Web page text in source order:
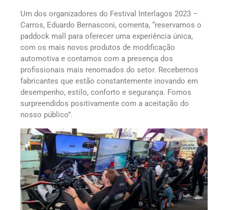
Um dos organizadores do Festival Interlagos 2023 –
Carros, Eduardo Bernasconi, comenta, “reservamos o
paddock mall para oferecer uma experiência única,
com os mais novos produtos de modificação
automotiva e contamos com a presença dos
profissionais mais renomados do setor. Recebemos
fabricantes que estão constantemente inovando em
desempenho, estilo, conforto e segurança. Fomos
surpreendidos positivamente com a aceitação do
nosso público”.